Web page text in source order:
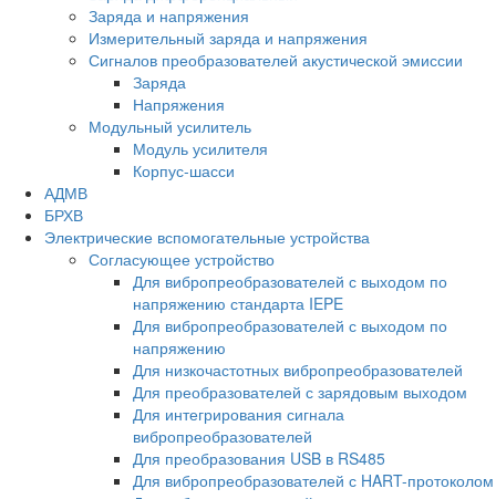
Заряда и напряжения
Измерительный заряда и напряжения
Сигналов преобразователей акустической эмиссии
Заряда
Напряжения
Модульный усилитель
Модуль усилителя
Корпус-шасси
АДМВ
БРХВ
Электрические вспомогательные устройства
Согласующее устройство
Для вибропреобразователей с выходом по
напряжению стандарта IEPE
Для вибропреобразователей с выходом по
напряжению
Для низкочастотных вибропреобразователей
Для преобразователей с зарядовым выходом
Для интегрирования сигнала
вибропреобразователей
Для преобразования USB в RS485
Для вибропреобразователей с HART-протоколом